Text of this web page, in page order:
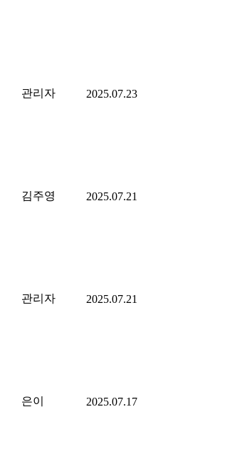
관리자 2025.07.23
김주영 2025.07.21
관리자 2025.07.21
은이 2025.07.17